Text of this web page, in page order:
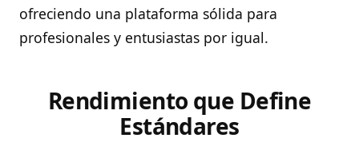
ofreciendo una plataforma sólida para
profesionales y entusiastas por igual.
Rendimiento que Define
Estándares